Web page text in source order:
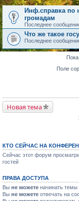
Инф.справка по
громадам
Последнее
Что же такое
Последнее
Поле
Новая тема
КТО СЕЙЧАС НА
Сейчас этот форум
гостей
ПРАВА ДОСТУПА
Вы не можете начинать темы
Вы не можете отвечать на